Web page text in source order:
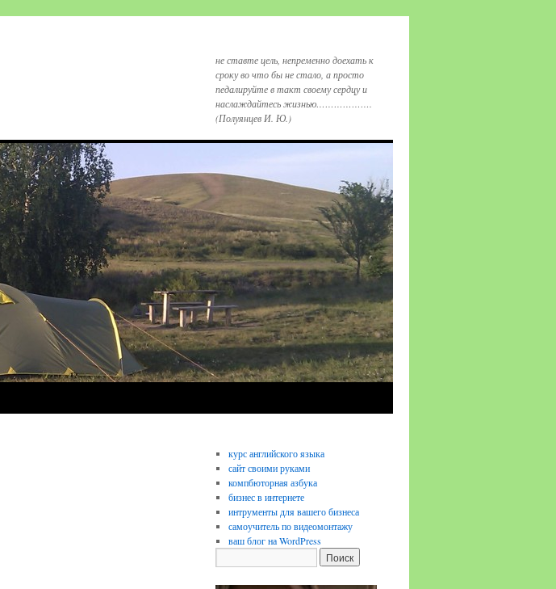
не ставте цель, непременно доехать к
сроку во что бы не стало, а просто
педалируйте в такт своему сердцу и
наслаждайтесь жизнью……………….
(Полуянцев И. Ю.)
курс английского языка
сайт своими руками
компбюторная азбука
бизнес в интернете
интрументы для вашего бизнеса
самоучитель по видеомонтажу
ваш блог на WordPress